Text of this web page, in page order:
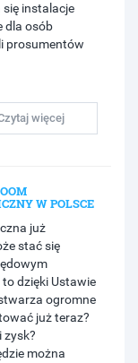
instalacje
dla osób
prosumentów
więcej
W POLSCE
już
stać się
dzięki Ustawie
ogromne
już teraz?
zysk?
można